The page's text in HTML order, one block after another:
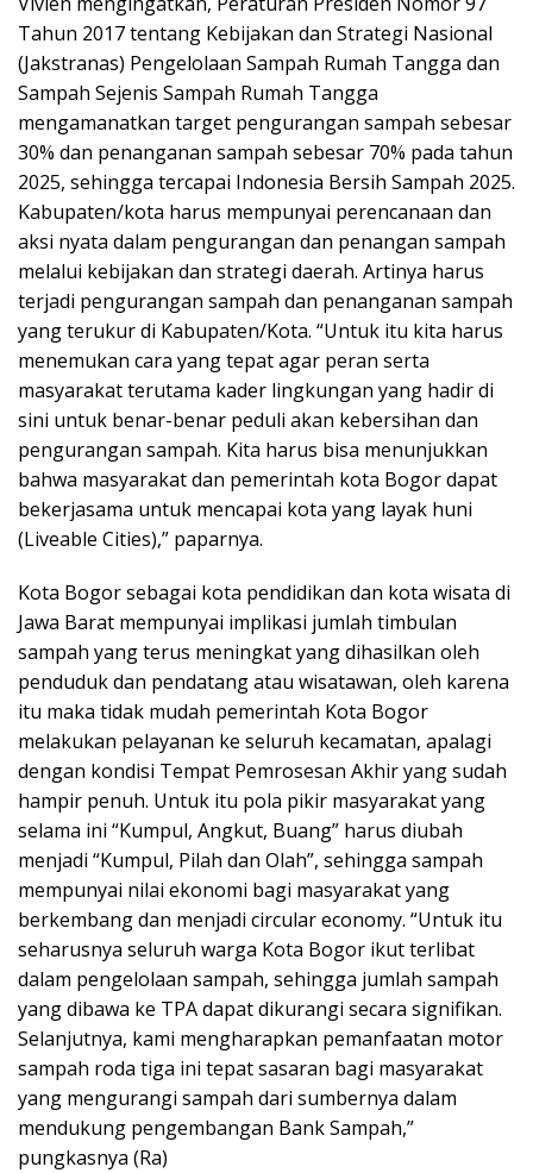
Tahun 2017 tentang Kebijakan dan Strategi Nasional
(Jakstranas) Pengelolaan Sampah Rumah Tangga dan
Sampah Sejenis Sampah Rumah Tangga
mengamanatkan target pengurangan sampah sebesar
30% dan penanganan sampah sebesar 70% pada tahun
2025, sehingga tercapai Indonesia Bersih Sampah 2025.
Kabupaten/kota harus mempunyai perencanaan dan
aksi nyata dalam pengurangan dan penangan sampah
melalui kebijakan dan strategi daerah. Artinya harus
terjadi pengurangan sampah dan penanganan sampah
yang terukur di Kabupaten/Kota. “Untuk itu kita harus
menemukan cara yang tepat agar peran serta
masyarakat terutama kader lingkungan yang hadir di
sini untuk benar-benar peduli akan kebersihan dan
pengurangan sampah. Kita harus bisa menunjukkan
bahwa masyarakat dan pemerintah kota Bogor dapat
bekerjasama untuk mencapai kota yang layak huni
(Liveable Cities),” paparnya.
Kota Bogor sebagai kota pendidikan dan kota wisata di
Jawa Barat mempunyai implikasi jumlah timbulan
sampah yang terus meningkat yang dihasilkan oleh
penduduk dan pendatang atau wisatawan, oleh karena
itu maka tidak mudah pemerintah Kota Bogor
melakukan pelayanan ke seluruh kecamatan, apalagi
dengan kondisi Tempat Pemrosesan Akhir yang sudah
hampir penuh. Untuk itu pola pikir masyarakat yang
selama ini “Kumpul, Angkut, Buang” harus diubah
menjadi “Kumpul, Pilah dan Olah”, sehingga sampah
mempunyai nilai ekonomi bagi masyarakat yang
berkembang dan menjadi circular economy. “Untuk itu
seharusnya seluruh warga Kota Bogor ikut terlibat
dalam pengelolaan sampah, sehingga jumlah sampah
yang dibawa ke TPA dapat dikurangi secara signifikan.
Selanjutnya, kami mengharapkan pemanfaatan motor
sampah roda tiga ini tepat sasaran bagi masyarakat
yang mengurangi sampah dari sumbernya dalam
mendukung pengembangan Bank Sampah,”
pungkasnya (Ra)